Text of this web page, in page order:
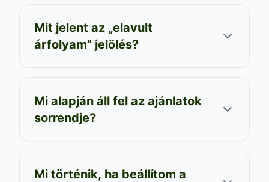
Mit jelent az „elavult
árfolyam" jelölés?
Mi alapján áll fel az ajánlatok
sorrendje?
Mi történik, ha beállítom a